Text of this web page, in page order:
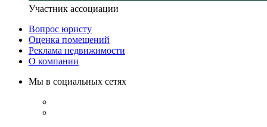
Участник ассоциации
Вопрос юристу
Оценка помещений
Реклама недвижимости
О компании
Мы в социальных сетях